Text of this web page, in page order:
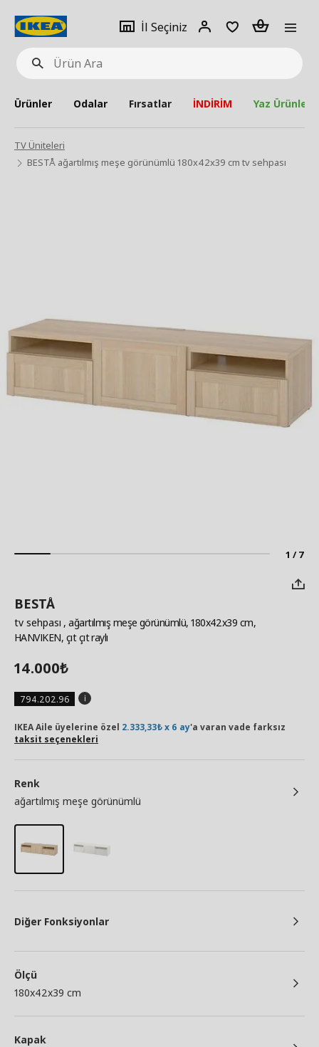
Ürün
Ara
İl Seçiniz
Giriş
Adet
Ürünler Odalar Fırsatlar İNDİRİM Yaz Ürünleri
TV Üniteleri
BESTÅ ağartılmış meşe görünümlü 180x42x39 cm tv sehpası
1 / 7
BESTÅ
tv sehpası , ağartılmış meşe görünümlü, 180x42x39 cm,
HANVIKEN, çıt çıt raylı
14.000₺
794.202.96
IKEA Aile üyelerine özel 2.333,33₺ x 6 ay'a varan vade farksız
taksit seçenekleri
Renk
ağartılmış meşe görünümlü
Diğer Fonksiyonlar
Ölçü
180x42x39 cm
Kapak